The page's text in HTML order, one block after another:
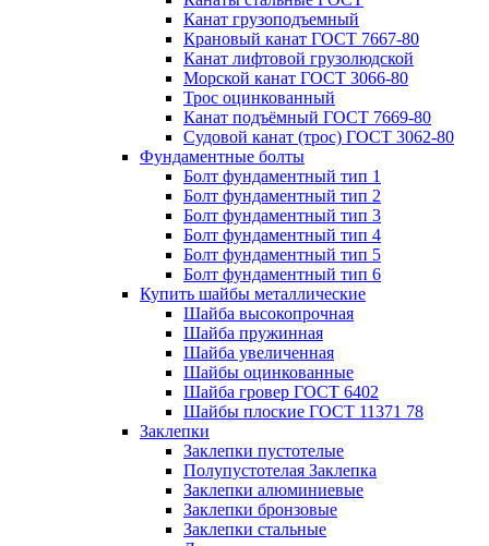
Канат грузоподъемный
Крановый канат ГОСТ 7667-80
Канат лифтовой грузолюдской
Морской канат ГОСТ 3066-80
Трос оцинкованный
Канат подъёмный ГОСТ 7669-80
Судовой канат (трос) ГОСТ 3062-80
Фундаментные болты
Болт фундаментный тип 1
Болт фундаментный тип 2
Болт фундаментный тип 3
Болт фундаментный тип 4
Болт фундаментный тип 5
Болт фундаментный тип 6
Купить шайбы металлические
Шайба высокопрочная
Шайба пружинная
Шайба увеличенная
Шайбы оцинкованные
Шайба гровер ГОСТ 6402
Шайбы плоские ГОСТ 11371 78
Заклепки
Заклепки пустотелые
Полупустотелая Заклепка
Заклепки алюминиевые
Заклепки бронзовые
Заклепки стальные